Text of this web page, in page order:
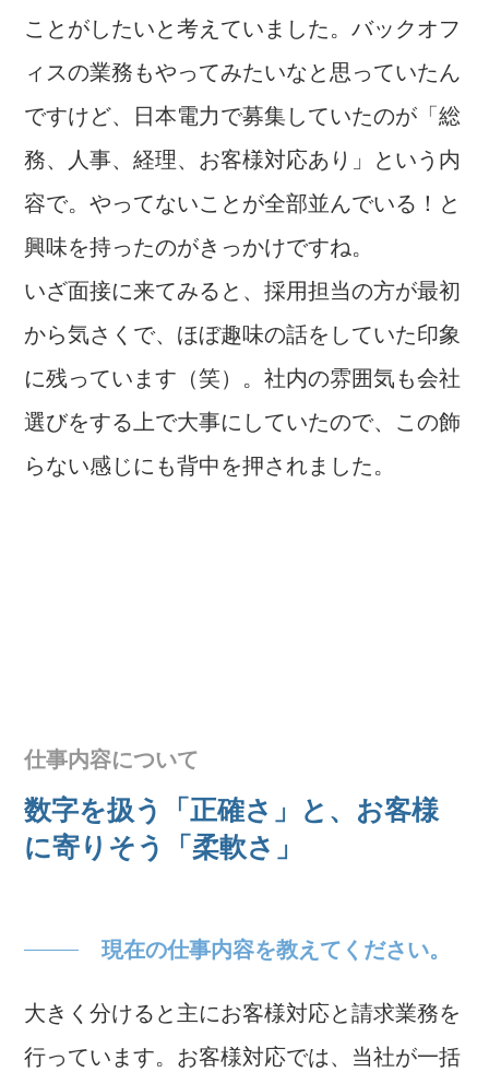
ことがしたいと考えていました。バックオフ
ィスの業務もやってみたいなと思っていたん
ですけど、日本電力で募集していたのが「総
務、人事、経理、お客様対応あり」という内
容で。やってないことが全部並んでいる！と
興味を持ったのがきっかけですね。
いざ面接に来てみると、採用担当の方が最初
から気さくで、ほぼ趣味の話をしていた印象
に残っています（笑）。社内の雰囲気も会社
選びをする上で大事にしていたので、この飾
らない感じにも背中を押されました。
仕事内容について
数字を扱う「正確さ」と、お客様
に寄りそう「柔軟さ」
現在の仕事内容を教えてください。
大きく分けると主にお客様対応と請求業務を
行っています。お客様対応では、当社が一括